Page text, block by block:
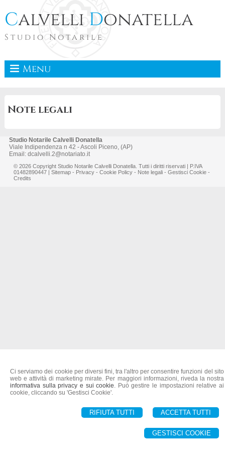
Ci serviamo dei cookie per diversi fini, tra l'altro per consentire funzioni del sito
web e attività di marketing mirate. Per maggiori informazioni, riveda la nostra
informativa sulla privacy e sui cookie. Può gestire le impostazioni relative ai
cookie, cliccando su 'Gestisci Cookie'.
ACCETTA TUTTI
RIFIUTA TUTTI
GESTISCI COOKIE
Calvelli Donatella
Studio Notarile
Menu
Note legali
Studio Notarile Calvelli Donatella
Viale Indipendenza n 42 -Ascoli Piceno, (AP)
Email: dcalvelli.2@notariato.it
© 2026 Copyright Studio Notarile Calvelli Donatella. Tutti i diritti riservati | P.IVA
01482890447 | Sitemap- Privacy- Cookie Policy- Note legali- Gestisci Cookie-
Credits